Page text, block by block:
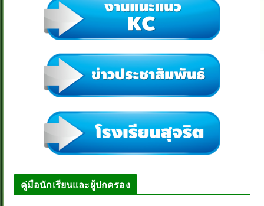
คู่มือนักเรียนและผู้ปกครอง